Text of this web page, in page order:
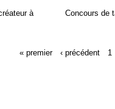
à
Concours de
« premier ‹ précédent 1